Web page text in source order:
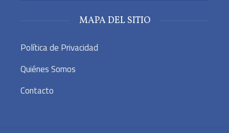
MAPA DEL SITIO
Política de Privacidad
Quiénes Somos
Contacto